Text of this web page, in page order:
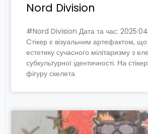
Nord Division
#Nord Division Дата та час:
Cтікер є візуальним артефактом,
естетику сучасного мілітаризму з
субкультурної ідентичності. На
фігуру скелета